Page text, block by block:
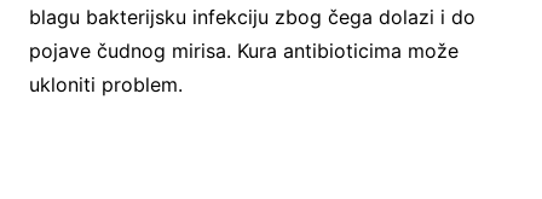
blagu bakterijsku infekciju zbog čega dolazi i do
pojave čudnog mirisa. Kura antibioticima može
ukloniti problem.